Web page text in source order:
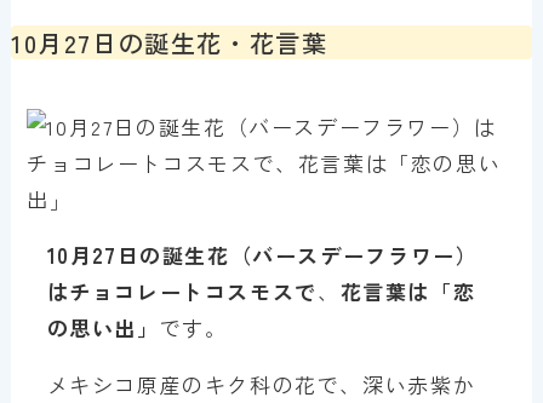
10月27日の誕生花・花言葉
10月 27日の誕生花（バースデーフラワー）
はチョコレートコスモスで、 花言葉は「恋
の思い出 」 です。
メキシコ原産のキク科の花で、深い赤紫か